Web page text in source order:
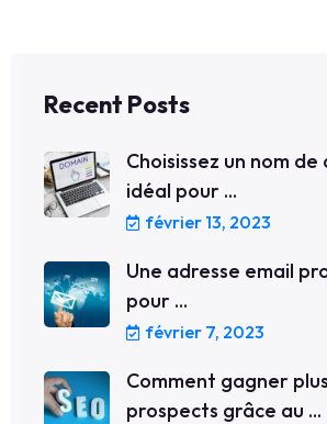
Recent Posts
Choisissez un nom de
idéal pour ...
février 13, 2023
Une adresse email
pour ...
février 7, 2023
Comment gagner
prospects grâce au ...